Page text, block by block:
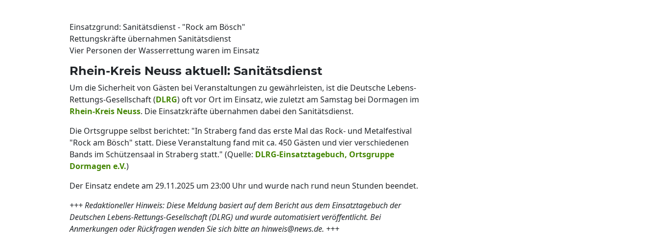
Einsatzgrund: Sanitätsdienst - "Rock am Bösch"
Rettungskräfte übernahmen Sanitätsdienst
Vier Personen der Wasserrettung waren im Einsatz
Rhein-Kreis Neuss aktuell: Sanitätsdienst
Um die Sicherheit von Gästen bei Veranstaltungen zu gewährleisten, ist die Deutsche Lebens-
Rettungs-Gesellschaft (DLRG) oft vor Ort im Einsatz, wie zuletzt am Samstag bei Dormagen im
Rhein-Kreis Neuss. Die Einsatzkräfte übernahmen dabei den Sanitätsdienst.
Die Ortsgruppe selbst berichtet: "In Straberg fand das erste Mal das Rock- und Metalfestival
"Rock am Bösch" statt. Diese Veranstaltung fand mit ca. 450 Gästen und vier verschiedenen
Bands im Schützensaal in Straberg statt." (Quelle: DLRG-Einsatztagebuch, Ortsgruppe
Dormagen e.V.)
Der Einsatz endete am 29.11.2025 um 23:00 Uhr und wurde nach rund neun Stunden beendet.
+++ Redaktioneller Hinweis: Diese Meldung basiert auf dem Bericht aus dem Einsatztagebuch der
Deutschen Lebens-Rettungs-Gesellschaft (DLRG) und wurde automatisiert veröffentlicht. Bei
Anmerkungen oder Rückfragen wenden Sie sich bitte an hinweis@news.de. +++